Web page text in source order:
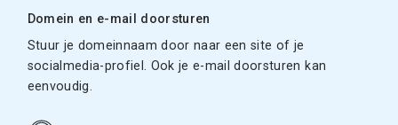
Domein en e-mail doorsturen
Stuur je domeinnaam door naar een site of je
socialmedia-profiel. Ook je e-mail doorsturen kan
eenvoudig.